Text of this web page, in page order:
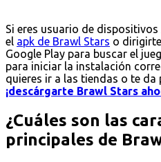
Si eres usuario de
el apk de Brawl Stars o
Google Play para buscar el
para iniciar la instalación
quieres ir a las tiendas o te da
¡descárgarte Brawl Stars
¿Cuáles son las
principales de